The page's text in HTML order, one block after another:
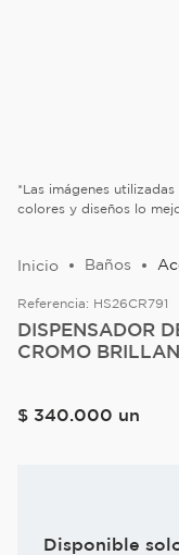
*Las imágenes
colores y diseños lo
Baños
Referencia: HS26CR791
DISPENSADOR
CROMO
$ 340.000 un
Disponible